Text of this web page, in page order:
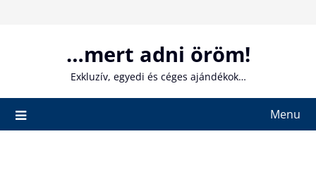
…mert adni öröm!
Exkluzív, egyedi és céges ajándékok…
Menu